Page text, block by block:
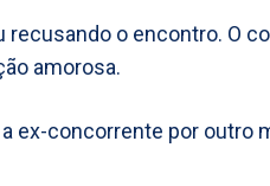
recusando o encontro. O
amorosa.
ex-concorrente por outro